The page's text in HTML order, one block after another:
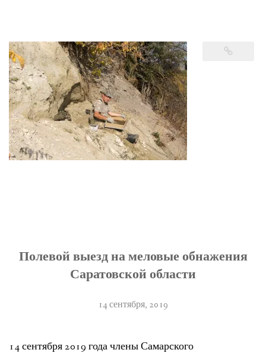
Полевой выезд на меловые обнажения
Саратовской области
14 сентября, 2019
14 сентября 2019 года члены Самарского